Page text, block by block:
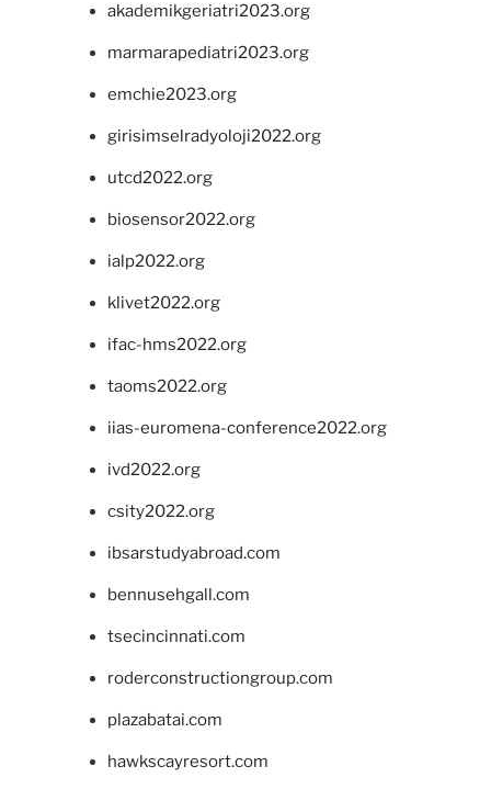
akademikgeriatri2023.org
marmarapediatri2023.org
emchie2023.org
girisimselradyoloji2022.org
utcd2022.org
biosensor2022.org
ialp2022.org
klivet2022.org
ifac-hms2022.org
taoms2022.org
iias-euromena-conference2022.org
ivd2022.org
csity2022.org
ibsarstudyabroad.com
bennusehgall.com
tsecincinnati.com
roderconstructiongroup.com
plazabatai.com
hawkscayresort.com